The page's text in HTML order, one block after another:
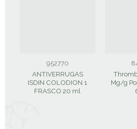
952770
ANTIVERRUGAS
ISDIN COLODION 1
FRASCO 20 ml
Mg/g